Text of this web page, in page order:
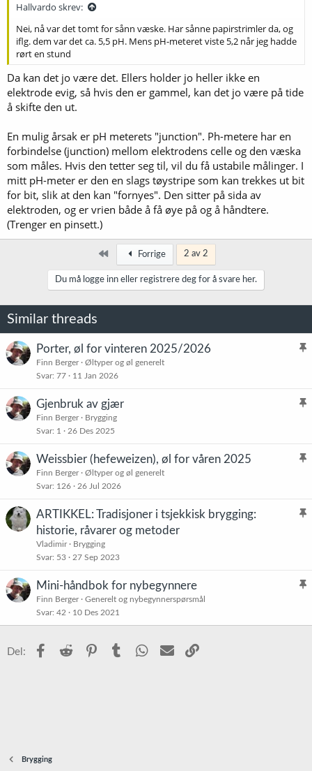
Hallvardo skrev:
Nei, nå var det tomt for sånn væske. Har sånne papirstrimler da, og
iflg. dem var det ca. 5,5 pH. Mens pH-meteret viste 5,2 når jeg hadde
rørt en stund
Da kan det jo være det. Ellers holder jo heller ikke en
elektrode evig, så hvis den er gammel, kan det jo være på tide
å skifte den ut.
En mulig årsak er pH meterets "junction". Ph-metere har en
forbindelse (junction) mellom elektrodens celle og den væska
som måles. Hvis den tetter seg til, vil du få ustabile målinger. I
mitt pH-meter er den en slags tøystripe som kan trekkes ut bit
for bit, slik at den kan "fornyes". Den sitter på sida av
elektroden, og er vrien både å få øye på og å håndtere.
(Trenger en pinsett.)
Først Forrige 2 av 2
Du må logge inn eller registrere deg for å svare her.
Similar threads
K
t
Porter, øl for vinteren 2025/2026
Finn Berger
Øltyper og øl generelt
Svar 77 11 Jan 2026
K
t
Gjenbruk av gjær
Finn Berger
Brygging
Svar 1 26 Des 2025
K
t
Weissbier (hefeweizen), øl for våren 2025
Finn Berger
Øltyper og øl generelt
Svar 126 26 Jul 2026
K
r
ARTIKKEL: Tradisjoner i tsjekkisk brygging:
historie, råvarer og metoder
Vladimir
Brygging
Svar 53 27 Sep 2023
K
s
Mini-håndbok for nybegynnere
Finn Berger
Generelt og nybegynnerspørsmål
Svar 42 10 Des 2021
Del: Facebook
Reddit PinterestTumblr WhatsApp
E-post
Brygging